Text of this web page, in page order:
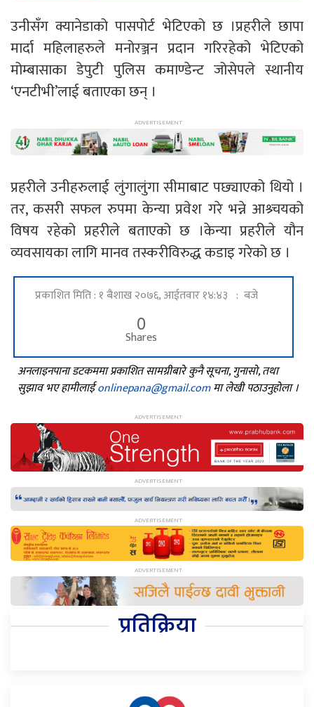
उनीसँग क्यानेडाको पासपोर्ट भेटिएको छ ।प्रहरीले छापा
मार्दा महिलाहरुले मनोरञ्जन प्रदान गरिरहेको भेटिएको
मोम्बासाका डेपुटी पुलिस कमाण्डेन्ट जोसेपले स्थानीय
‘एनटीभी’लाई बताएका छन् ।
प्रहरीले उनीहरुलाई लुंगालुंगा सीमाबाट पछ्याएको थियो ।
तर, कसरी सफल रुपमा केन्या प्रवेश गरे भन्ने आश्र्चयको
विषय रहेको प्रहरीले बताएको छ ।केन्या प्रहरीले यौन
व्यवसायका लागि मानव तस्करीविरुद्ध कडाइ गरेको छ ।
प्रकाशित मिति : १ बैशाख २०७६, आईतवार १४:४३ : बजे
0
Shares
अनलाइनपाना डटकममा प्रकाशित सामग्रीबारे कुनै सूचना, गुनासो, तथा
सुझाव भए हामीलाईonlinepana@gmail.comमा लेखी पठाउनुहोला ।
प्रतिक्रिया